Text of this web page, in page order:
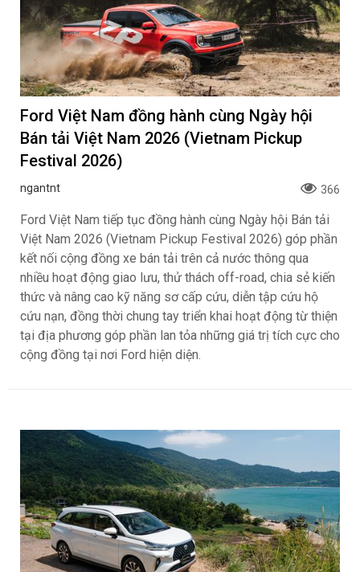
Ford Việt Nam đồng hành cùng Ngày hội
Bán tải Việt Nam 2026 (Vietnam Pickup
Festival 2026)
ngantnt 366
Ford Việt Nam tiếp tục đồng hành cùng Ngày hội Bán tải
Việt Nam 2026 (Vietnam Pickup Festival 2026) góp phần
kết nối cộng đồng xe bán tải trên cả nước thông qua
nhiều hoạt động giao lưu, thử thách off-road, chia sẻ kiến
thức và nâng cao kỹ năng sơ cấp cứu, diễn tập cứu hộ
cứu nạn, đồng thời chung tay triển khai hoạt động từ thiện
tại địa phương góp phần lan tỏa những giá trị tích cực cho
cộng đồng tại nơi Ford hiện diện.